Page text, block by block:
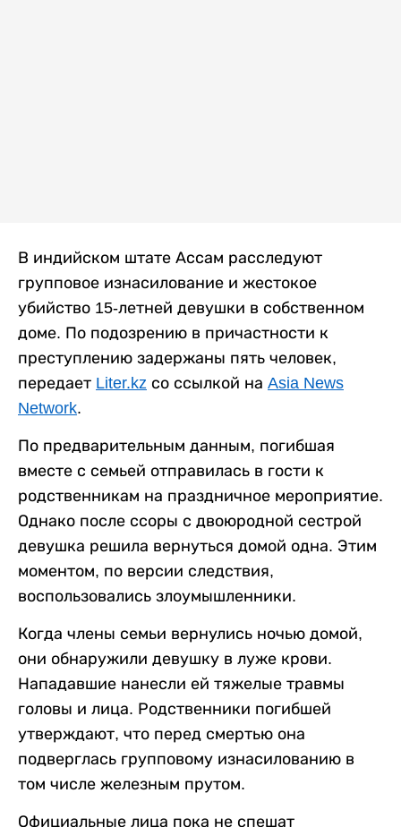
В индийском штате Ассам расследуют
групповое изнасилование и жестокое
убийство 15-летней девушки в собственном
доме. По подозрению в причастности к
преступлению задержаны пять человек,
передает Liter.kz со ссылкой на Asia News
Network.
По предварительным данным, погибшая
вместе с семьей отправилась в гости к
родственникам на праздничное мероприятие.
Однако после ссоры с двоюродной сестрой
девушка решила вернуться домой одна. Этим
моментом, по версии следствия,
воспользовались злоумышленники.
Когда члены семьи вернулись ночью домой,
они обнаружили девушку в луже крови.
Нападавшие нанесли ей тяжелые травмы
головы и лица. Родственники погибшей
утверждают, что перед смертью она
подверглась групповому изнасилованию в
том числе железным прутом.
Официальные лица пока не спешат